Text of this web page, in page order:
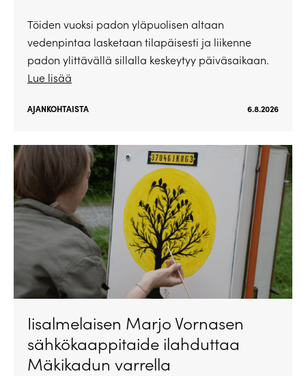
Töiden vuoksi padon yläpuolisen altaan
vedenpintaa lasketaan tilapäisesti ja liikenne
padon ylittävällä sillalla keskeytyy päiväsaikaan.
Lue lisää
AJANKOHTAISTA 6.8.2026
Iisalmelaisen Marjo Vornasen
sähkökaappitaide ilahduttaa
Mäkikadun varrella